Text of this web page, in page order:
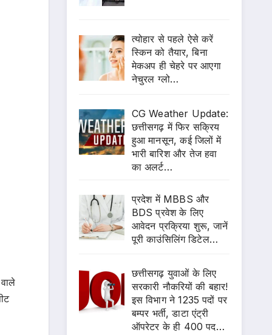
त्योहार से पहले ऐसे करें
स्किन को तैयार, बिना
मेकअप ही चेहरे पर आएगा
नेचुरल ग्लो…
CG Weather Update:
छत्तीसगढ़ में फिर सक्रिय
हुआ मानसून, कई जिलों में
भारी बारिश और तेज हवा
का अलर्ट…
प्रदेश में MBBS और
BDS प्रवेश के लिए
आवेदन प्रक्रिया शुरू, जानें
पूरी काउंसिलिंग डिटेल…
छत्तीसगढ़ युवाओं के लिए
सरकारी नौकरियों की बहार!
इस विभाग ने 1235 पदों पर
बम्पर भर्ती, डाटा एंट्री
ऑपरेटर के ही 400 पद…